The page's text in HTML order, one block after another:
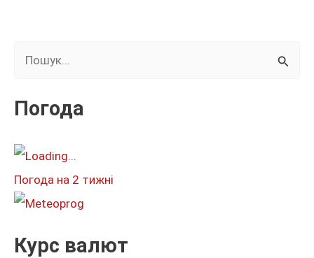
к
т
:
Погода
Погода на 2 тижні
Курс валют